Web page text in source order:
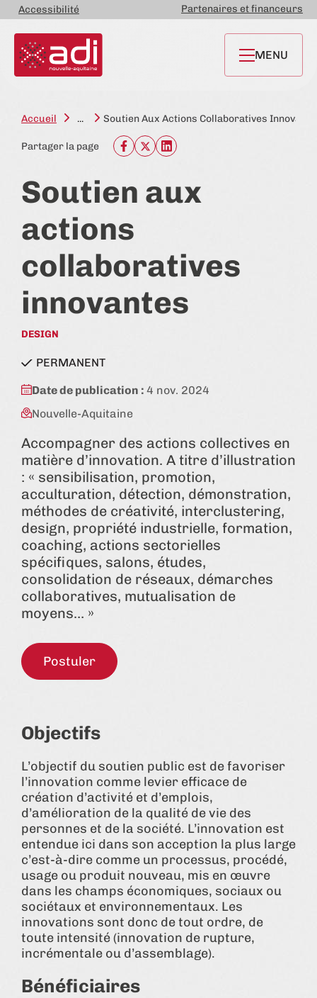
Accessibilité Partenaires et financeurs
MENU
Accueil ... Soutien Aux Actions Collaboratives
Partager la page
Soutien aux
actions
collaboratives
innovantes
DESIGN
état:
PERMANENT
Date de publication : 4 nov. 2024
Nouvelle-Aquitaine
Accompagner des actions collectives en
matière d’innovation. A titre d’illustration
: « sensibilisation, promotion,
acculturation, détection, démonstration,
méthodes de créativité, interclustering,
design, propriété industrielle, formation,
coaching, actions sectorielles
spécifiques, salons, études,
consolidation de réseaux, démarches
collaboratives, mutualisation de
moyens… »
Postuler
Objectifs
L’objectif du soutien public est de favoriser
l’innovation comme levier efficace de
création d’activité et d’emplois,
d’amélioration de la qualité de vie des
personnes et de la société. L’innovation est
entendue ici dans son acception la plus large
c’est-à-dire comme un processus, procédé,
usage ou produit nouveau, mis en œuvre
dans les champs économiques, sociaux ou
sociétaux et environnementaux. Les
innovations sont donc de tout ordre, de
toute intensité (innovation de rupture,
incrémentale ou d’assemblage).
Bénéficiaires